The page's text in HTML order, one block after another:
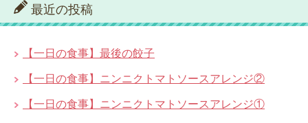
最近の投稿
【一日の食事】最後の餃子
【一日の食事】ニンニクトマトソースアレンジ②
【一日の食事】ニンニクトマトソースアレンジ①